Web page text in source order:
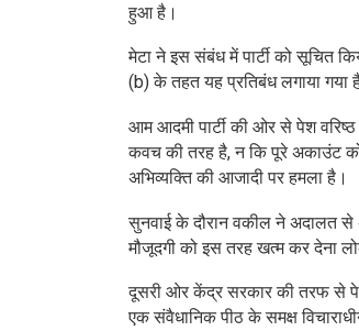
हुआ है।
मेटा ने इस संबंध में पार्टी को सूचित
(b) के तहत यह प्रतिबंध लगाया गया
आम आदमी पार्टी की ओर से पेश
कवच की तरह है, न कि पूरे अकाउंट
अभिव्यक्ति की आजादी पर हमला है।
सुनवाई के दौरान वकील ने अदालत से
मौजूदगी को इस तरह खत्म कर देना
दूसरी ओर केंद्र सरकार की तरफ से
एक संवैधानिक पीठ के समक्ष